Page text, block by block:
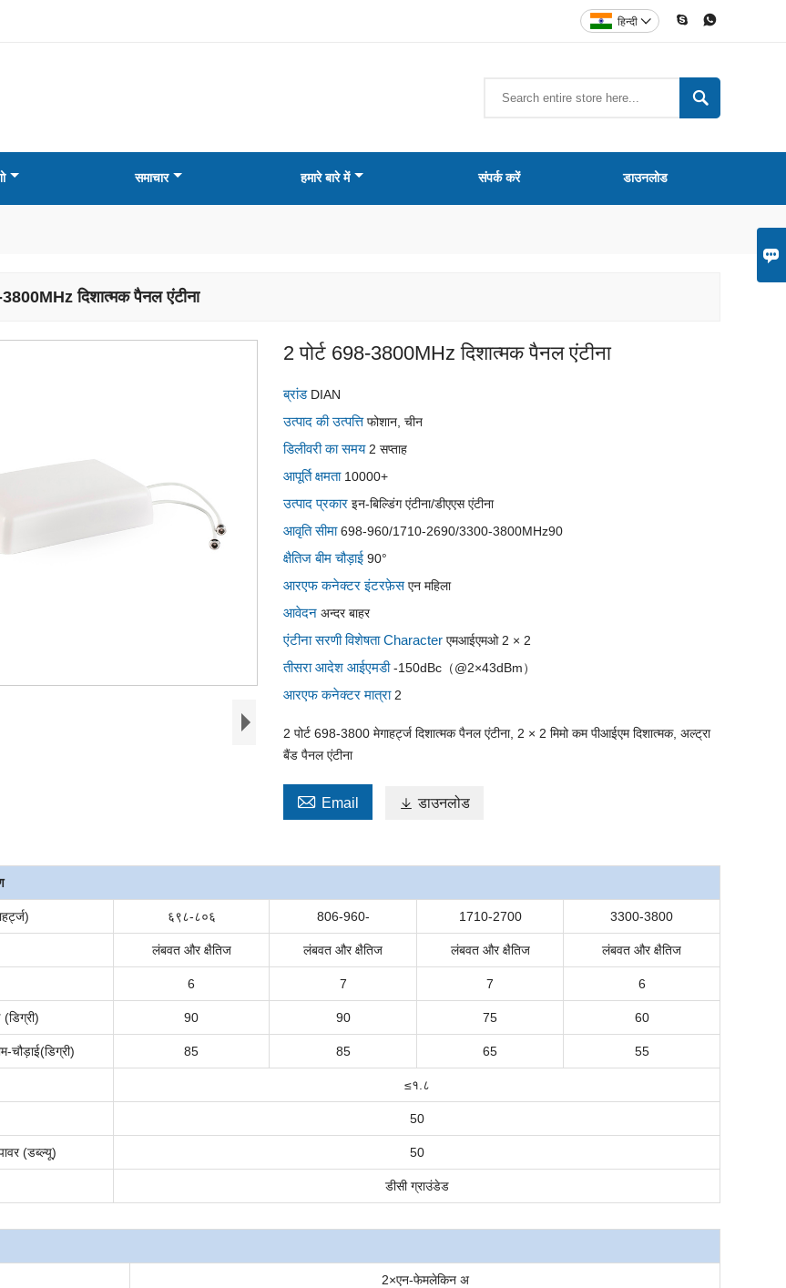

 
हिन्दी 

समाचार हमारे बारे में संपर्क करें डाउनलोड
3800MHz दिशात्मक पैनल एंटीना
2 पोर्ट 698-3800MHz दिशात्मक पैनल एंटीना
ब्रांड DIAN
उत्पाद की उत्पत्तिफोशान, चीन
डिलीवरी का समय 2 सप्ताह
आपूर्ति क्षमता 10000+
उत्पाद प्रकारइन-बिल्डिंग एंटीना/डीएएस एंटीना
आवृति सीमा698-960/1710-2690/3300-3800MHz90
क्षैतिज बीम चौड़ाई90°
आरएफ कनेक्टर इंटरफ़ेसएन महिला
आवेदनअन्दर बाहर
एंटीना सरणी विशेषता Characterएमआईएमओ 2 × 2
तीसरा आदेश आईएमडी-150dBc（@2×43dBm）
आरएफ कनेक्टर मात्रा 2
2 पोर्ट 698-3800 मेगाहर्ट्ज दिशात्मक पैनल एंटीना, 2 × 2 मिमो कम पीआईएम दिशात्मक, अल्ट्रा
बैंड पैनल एंटीना
 Email  डाउनलोड
६९८-८०६ 806-960- 1710-2700 3300-3800
लंबवत और क्षैतिज लंबवत और क्षैतिज लंबवत और क्षैतिज लंबवत और क्षैतिज
6 7 7 6
(डिग्री) 90 90 75 60
चौड़ाई(डिग्री) 85 85 65 55
≤१.८
50
(डब्ल्यू) 50
डीसी ग्राउंडेड
2×एन-फेमलेकिन अ